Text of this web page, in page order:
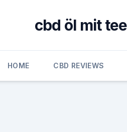
cbd öl mit
HOME CBD REVIEWS